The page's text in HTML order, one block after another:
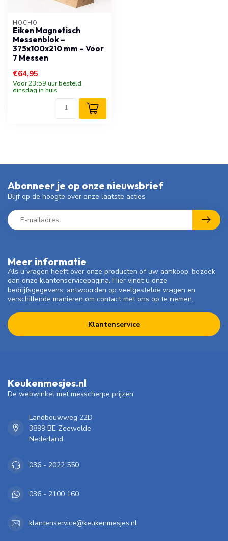
HOCHO
Eiken Magnetisch
Messenblok –
375x100x210 mm – Voor
7 Messen
€64,95
Voor 23:59 uur besteld,
dinsdag in huis
Meer informatie
Als u vragen heeft over onze producten of uw aankoop, bezoek
dan onze klantenservicepagina. Hier vindt u onze
bedrijfsgegevens, antwoorden op veelgestelde vragen en
verschillende manieren om contact met ons op te nemen.
Klantenservice
Abonneer je op onze nieuwsbrief
Blijf op de hoogte over onze laatste acties
Keukenmesjes.nl
De webwinkel met messcherpe prijzen
Landbouwweg 22D
3899 BE Zeewolde
Nederland
036 - 2022 550
036 - 2100 160
klantenservice@keukenmesjes.nl